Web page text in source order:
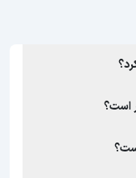
است؟